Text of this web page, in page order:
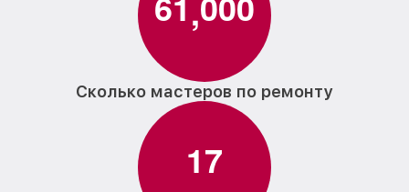
,
Сколько мастеров по ремонту
17